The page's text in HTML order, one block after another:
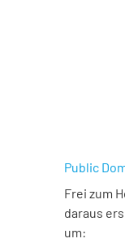
Public
Frei zum
daraus
um: